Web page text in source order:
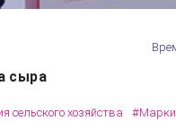
сыра
сельского хозяйства